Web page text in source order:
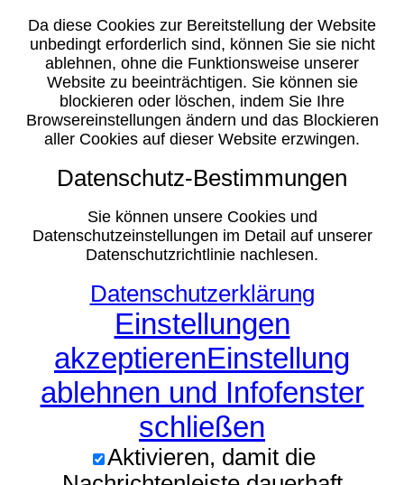
Da diese Cookies zur Bereitstellung der Website
unbedingt erforderlich sind, können Sie sie nicht
ablehnen, ohne die Funktionsweise unserer
Website zu beeinträchtigen. Sie können sie
blockieren oder löschen, indem Sie Ihre
Browsereinstellungen ändern und das Blockieren
aller Cookies auf dieser Website erzwingen.
Datenschutz-Bestimmungen
Sie können unsere Cookies und
Datenschutzeinstellungen im Detail auf unserer
Datenschutzrichtlinie nachlesen.
Datenschutzerklärung
Einstellungen
akzeptierenEinstellung
ablehnen und Infofenster
schließen
Aktivieren, damit die